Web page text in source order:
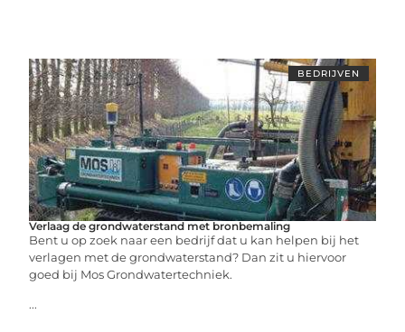
BEDRIJVEN
Verlaag de grondwaterstand met bronbemaling
Bent u op zoek naar een bedrijf dat u kan helpen bij het
verlagen met de grondwaterstand? Dan zit u hiervoor
goed bij Mos Grondwatertechniek.
...